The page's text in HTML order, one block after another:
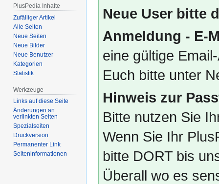
Neue User bitte
Anmeldung - E-
eine gültige
Euch bitte unter
Hinweis zur
Bitte nutzen Sie
Wenn Sie Ihr
bitte DORT bis
Überall wo es
PlusPedia Inhalte
Zufälliger Artikel
Alle Seiten
Neue Seiten
Neue Bilder
Neue Benutzer
Kategorien
Statistik
Werkzeuge
Links auf diese Seite
Änderungen an
verlinkten Seiten
Spezialseiten
Druckversion
Permanenter Link
Seiten­­informationen